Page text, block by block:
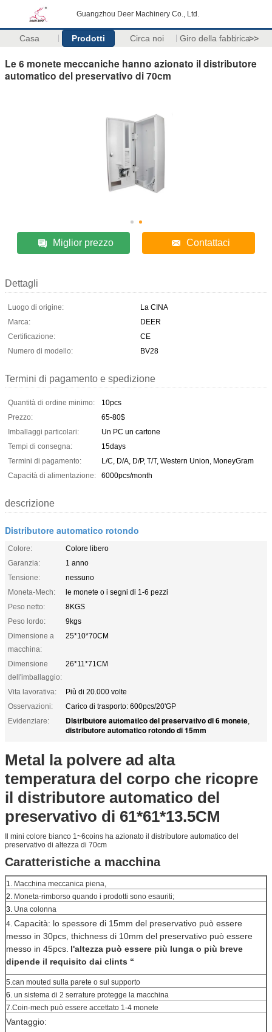
Guangzhou Deer Machinery Co., Ltd.
Casa Prodotti Circa noi Giro della fabbrica>>
Le 6 monete meccaniche hanno azionato il distributore
automatico del preservativo di 70cm
Miglior prezzo Contattaci
Dettagli
Luogo di origine:
La CINA
Marca:
DEER
Certificazione:
CE
Numero di modello:
BV28
Termini di pagamento e spedizione
Quantità di ordine minimo:
10pcs
Prezzo:
65-80$
Imballaggi particolari:
Un PC un cartone
Tempi di consegna:
15days
Termini di pagamento:
L/C, D/A, D/P, T/T, Western Union, MoneyGram
Capacità di alimentazione:
6000pcs/month
descrizione
Distributore automatico rotondo
Colore:
Colore libero
Garanzia:
1 anno
Tensione:
nessuno
Moneta-Mech:
le monete o i segni di 1-6 pezzi
Peso netto:
8KGS
Peso lordo:
9kgs
Dimensione a
macchina:
25*10*70CM
Dimensione
dell'imballaggio:
26*11*71CM
Vita lavorativa:
Più di 20.000 volte
Osservazioni:
Carico di trasporto: 600pcs/20'GP
Evidenziare:
Distributore automatico del preservativo di 6 monete,
distributore automatico rotondo di 15mm
Metal la polvere ad alta
temperatura del corpo che ricopre
il distributore automatico del
preservativo di 61*61*13.5CM
Il mini colore bianco 1~6coins ha azionato il distributore automatico del
preservativo di altezza di 70cm
Caratteristiche a macchina
1. Macchina meccanica piena,
2. Moneta-rimborso quando i prodotti sono esauriti;
3. Una colonna
4. Capacità: lo spessore di 15mm del preservativo può essere
messo in 30pcs, thichness di 10mm del preservativo può essere
messo in 45pcs. l'altezza può essere più lunga o più breve
dipende il requisito dai clints “
5.can mouted sulla parete o sul supporto
6. un sistema di 2 serrature protegge la macchina
7.Coin-mech può essere accettato 1-4 monete
Vantaggio: